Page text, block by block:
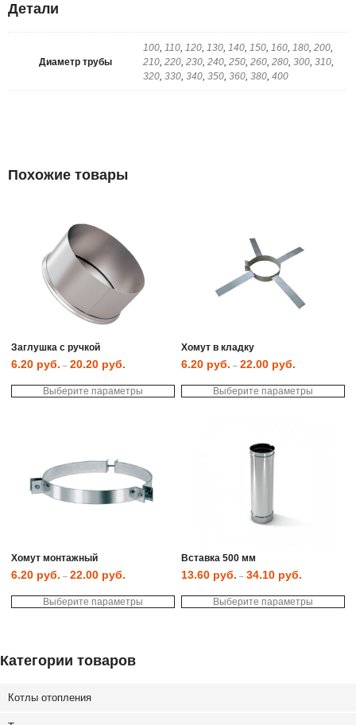
Детали
Диаметр трубы
100, 110, 120, 130, 140, 150, 160, 180, 200,
210, 220, 230, 240, 250, 260, 280, 300, 310,
320, 330, 340, 350, 360, 380, 400
Похожие товары
Заглушка с ручкой
6.20 руб. –20.20 руб.
Выберите параметры
Хомут в кладку
6.20 руб. –22.00 руб.
Выберите параметры
Хомут монтажный
6.20 руб. –22.00 руб.
Выберите параметры
Вставка 500 мм
13.60 руб. –34.10 руб.
Выберите параметры
Категории товаров
Котлы отопления